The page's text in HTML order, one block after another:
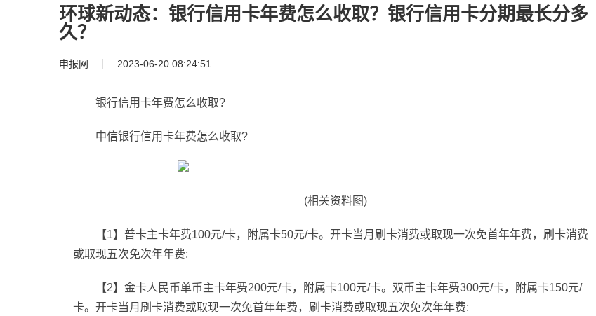
环球新动态：银行信用卡年费怎么收取？银行信用卡分期最长分多
久？
申报网 2023-06-20 08:24:51
银行信用卡年费怎么收取?
中信银行信用卡年费怎么收取?
(相关资料图)
【1】普卡主卡年费100元/卡，附属卡50元/卡。开卡当月刷卡消费或取现一次免首年年费，刷卡消费
或取现五次免次年年费;
【2】金卡人民币单币主卡年费200元/卡，附属卡100元/卡。双币主卡年费300元/卡，附属卡150元/
卡。开卡当月刷卡消费或取现一次免首年年费，刷卡消费或取现五次免次年年费;